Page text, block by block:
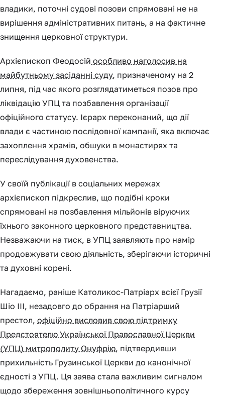
владики, поточні судові позови спрямовані не на
вирішення адміністративних питань, а на фактичне
знищення церковної структури.
Архієпископ Феодосій особливо наголосив на
майбутньому засіданні суду, призначеному на 2
липня, під час якого розглядатиметься позов про
ліквідацію УПЦ та позбавлення організації
офіційного статусу. Ієрарх переконаний, що дії
влади є частиною послідовної кампанії, яка включає
захоплення храмів, обшуки в монастирях та
переслідування духовенства.
У своїй публікації в соціальних мережах
архієпископ підкреслив, що подібні кроки
спрямовані на позбавлення мільйонів віруючих
їхнього законного церковного представництва.
Незважаючи на тиск, в УПЦ заявляють про намір
продовжувати свою діяльність, зберігаючи історичні
та духовні корені.
Нагадаємо, раніше Католикос-Патріарх всієї Грузії
Шіо III, незадовго до обрання на Патріарший
престол, офіційно висловив свою підтримку
Предстоятелю Української Православної Церкви
(УПЦ) митрополиту Онуфрію, підтвердивши
прихильність Грузинської Церкви до канонічної
єдності з УПЦ. Ця заява стала важливим сигналом
щодо збереження зовнішньополітичного курсу